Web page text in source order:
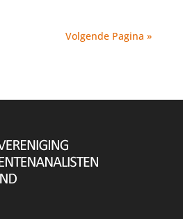
Volgende Pagina »